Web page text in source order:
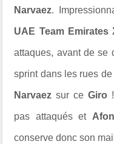
Narvaez.
UAE Team Emirates
attaques, avant de se
sprint dans les rues
Narvaezsur ceGiro
pas attaqués et
conserve donc son